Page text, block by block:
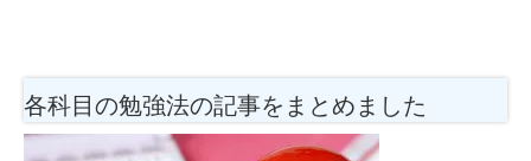
各科目の勉強法の記事をまとめました